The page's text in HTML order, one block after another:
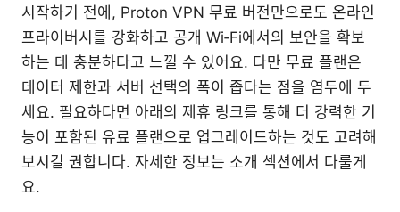
시작하기 전에, Proton VPN 무료 버전만으로도 온라인
프라이버시를 강화하고 공개 Wi‑Fi에서의 보안을 확보
하는 데 충분하다고 느낄 수 있어요. 다만 무료 플랜은
데이터 제한과 서버 선택의 폭이 좁다는 점을 염두에 두
세요. 필요하다면 아래의 제휴 링크를 통해 더 강력한 기
능이 포함된 유료 플랜으로 업그레이드하는 것도 고려해
보시길 권합니다. 자세한 정보는 소개 섹션에서 다룰게
요.